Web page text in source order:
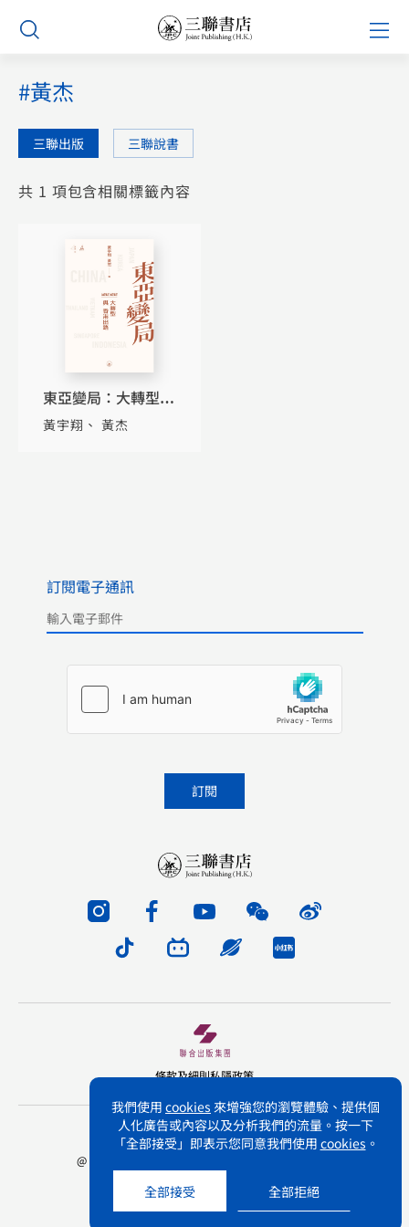
我們使用 cookies 來增強您的瀏覽體驗、提供個
人化廣告或內容以及分析我們的流量。按一下
「全部接受」即表示您同意我們使用 cookies 。
全部接受 全部拒絕
Skip
content
#黃杰
三聯出版 三聯說書
共 1 項包含相關標籤內容
東亞變局：大轉型與
香港出路
黃宇翔 黃杰
訂閱電子通訊
版權所有 不得轉載 三聯書店(香港)有限公司
@ Joint Publishing (Hong Kong) Company Limited.
All rights reserved.
條款及細則私隱政策